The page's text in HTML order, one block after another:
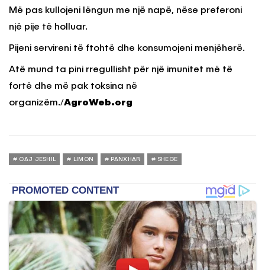
Më pas kullojeni lëngun me një napë, nëse preferoni
një pije të holluar.
Pijeni servireni të ftohtë dhe konsumojeni menjëherë.
Atë mund ta pini rregullisht për një imunitet më të
fortë dhe më pak toksina në
organizëm./AgroWeb.org
CAJ JESHIL LIMON PANXHAR SHEGE